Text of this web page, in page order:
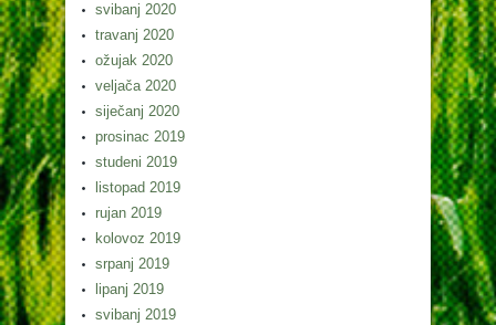
svibanj 2020
travanj 2020
ožujak 2020
veljača 2020
siječanj 2020
prosinac 2019
studeni 2019
listopad 2019
rujan 2019
kolovoz 2019
srpanj 2019
lipanj 2019
svibanj 2019